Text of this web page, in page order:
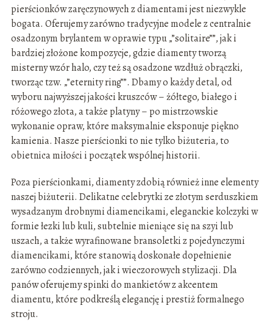
pierścionków zaręczynowych z diamentami jest niezwykle
bogata. Oferujemy zarówno tradycyjne modele z centralnie
osadzonym brylantem w oprawie typu „”solitaire””, jak i
bardziej złożone kompozycje, gdzie diamenty tworzą
misterny wzór halo, czy też są osadzone wzdłuż obrączki,
tworząc tzw. „”eternity ring””. Dbamy o każdy detal, od
wyboru najwyższej jakości kruszców – żółtego, białego i
różowego złota, a także platyny – po mistrzowskie
wykonanie opraw, które maksymalnie eksponuje piękno
kamienia. Nasze pierścionki to nie tylko biżuteria, to
obietnica miłości i początek wspólnej historii.
Poza pierścionkami, diamenty zdobią również inne elementy
naszej biżuterii. Delikatne celebrytki ze złotym serduszkiem
wysadzanym drobnymi diamencikami, eleganckie kolczyki w
formie łezki lub kuli, subtelnie mieniące się na szyi lub
uszach, a także wyrafinowane bransoletki z pojedynczymi
diamencikami, które stanowią doskonałe dopełnienie
zarówno codziennych, jak i wieczorowych stylizacji. Dla
panów oferujemy spinki do mankietów z akcentem
diamentu, które podkreślą elegancję i prestiż formalnego
stroju.